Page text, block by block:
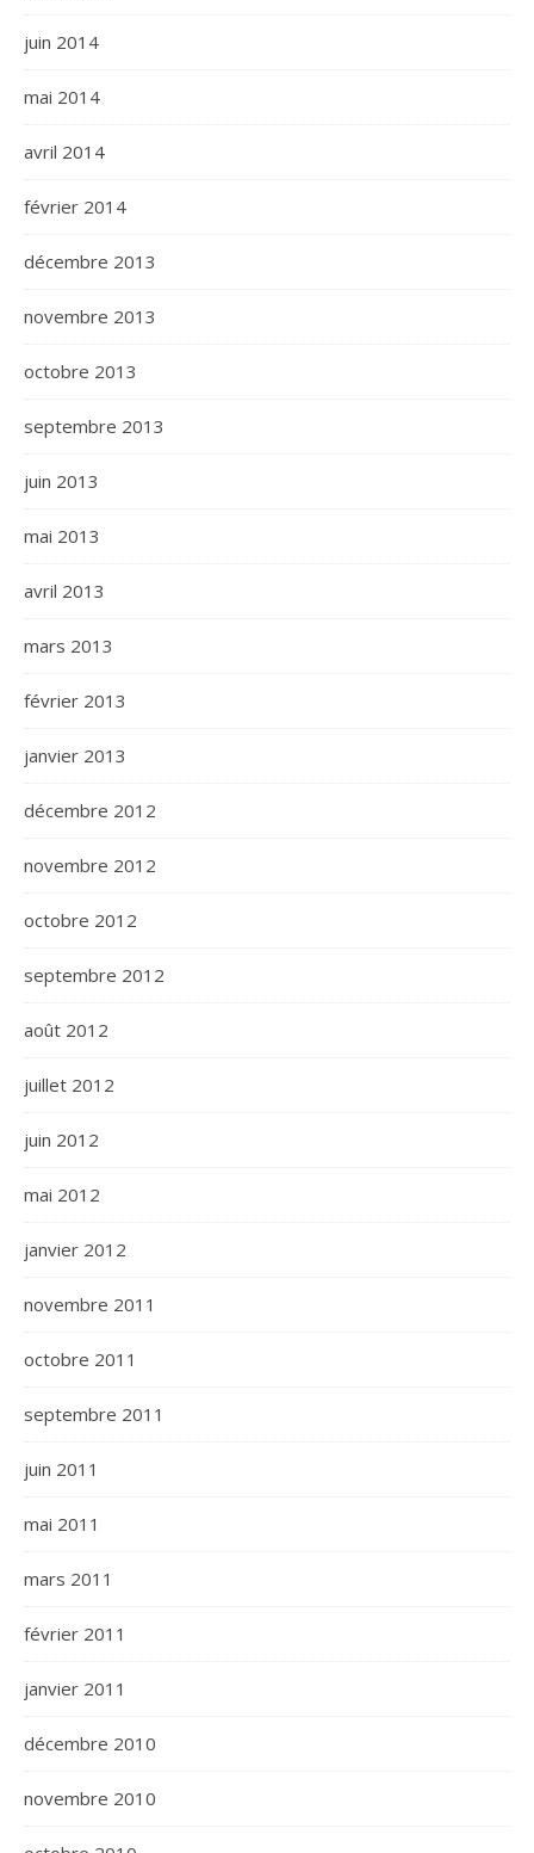
juin 2014
mai 2014
avril 2014
février 2014
décembre 2013
novembre 2013
octobre 2013
septembre 2013
juin 2013
mai 2013
avril 2013
mars 2013
février 2013
janvier 2013
décembre 2012
novembre 2012
octobre 2012
septembre 2012
août 2012
juillet 2012
juin 2012
mai 2012
janvier 2012
novembre 2011
octobre 2011
septembre 2011
juin 2011
mai 2011
mars 2011
février 2011
janvier 2011
décembre 2010
novembre 2010